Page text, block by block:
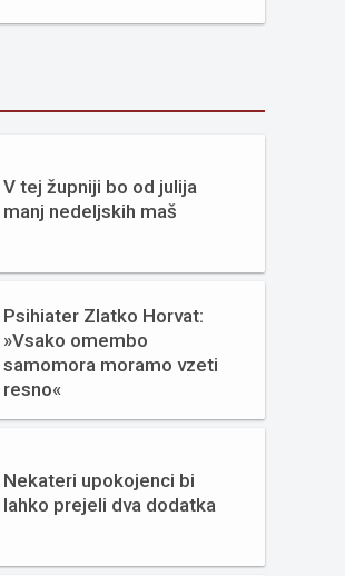
V tej župniji bo od julija
manj nedeljskih maš
Psihiater Zlatko Horvat:
»Vsako omembo
samomora moramo vzeti
resno«
Nekateri upokojenci bi
lahko prejeli dva dodatka